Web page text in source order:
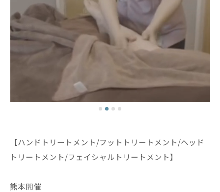
【ハンドトリートメント/フットトリートメント/ヘッド
トリートメント/フェイシャルトリートメント】
熊本開催